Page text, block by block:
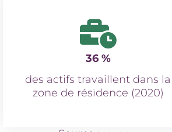
36 %
des actifs travaillent dans la
zone de résidence (2020)